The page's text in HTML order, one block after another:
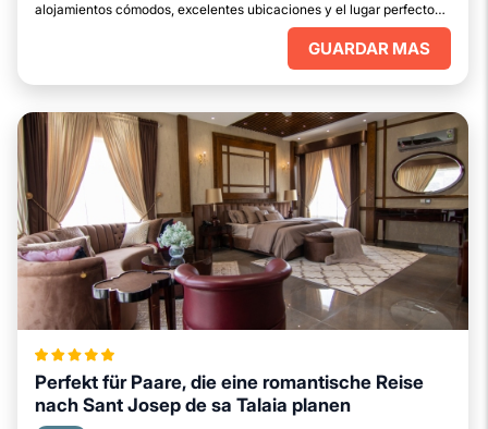
alojamientos cómodos, excelentes ubicaciones y el lugar perfecto
GUARDAR MAS
Perfekt für Paare, die eine romantische Reise
nach Sant Josep de sa Talaia planen